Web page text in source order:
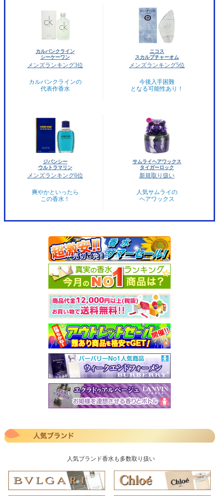
カルバンクライン
シーケーワン
メンズランキング3位
カルバンクラインの
代表作香水
ニコス
スカルプチャーオム
メンズランキング5位
今後入手困難
となる可能性あり！
ジバンシー
ウルトラマリン
メンズランキング6位
爽やかといったら
この香水！
サムライヘアワックス
タイガーロック
新規取り扱い
人気サムライの
ヘアワックス
人気ブランド香水も多数取り扱い